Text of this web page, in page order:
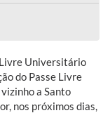
Livre Universitário
do Passe Livre
a Santo
nos próximos dias,